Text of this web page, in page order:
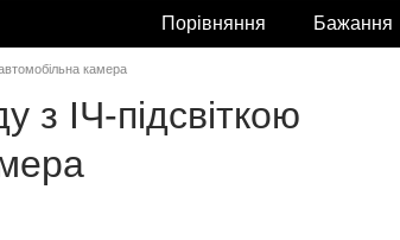
Порівняння Бажання
камера
ІЧ-підсвіткою